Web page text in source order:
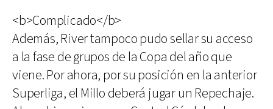
<b>Complicado</b>
Además, River tampoco pudo sellar su acceso
a la fase de grupos de la Copa del año que
viene. Por ahora, por su posición en la anterior
Superliga, el Millo deberá jugar un Repechaje.